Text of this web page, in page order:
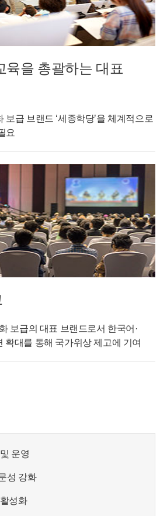
육을 총괄하는 대표
보급 브랜드 ‘세종학당’을 체계적으로
요
보급의 대표 브랜드로서 한국어·
확대를 통해 국가위상 제고에 기여
운영
성 강화
성화